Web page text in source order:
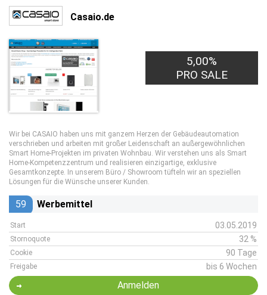
Casaio.de
15,00€
PRO LEAD
5,00%
PRO SALE
Wir bei CASAIO haben uns mit ganzem Herzen der Gebäudeautomation
verschrieben und arbeiten mit großer Leidenschaft an außergewöhnlichen
Smart Home-Projekten im privaten Wohnbau. Wir verstehen uns als Smart
Home-Kompetenzzentrum und realisieren einzigartige, exklusive
Gesamtkonzepte. In unserem Büro / Showroom tüfteln wir an speziellen
Lösungen für die Wünsche unserer Kunden.
59 Werbemittel
Start 03.05.2019
Stornoquote 32 %
Cookie 90 Tage
Freigabe bis 6 Wochen
Anmelden